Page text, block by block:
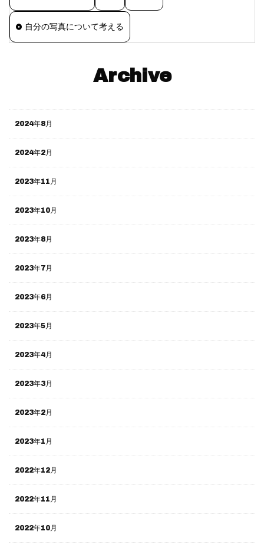
自分の写真について考える
Archive
2024年8月
2024年2月
2023年11月
2023年10月
2023年8月
2023年7月
2023年6月
2023年5月
2023年4月
2023年3月
2023年2月
2023年1月
2022年12月
2022年11月
2022年10月